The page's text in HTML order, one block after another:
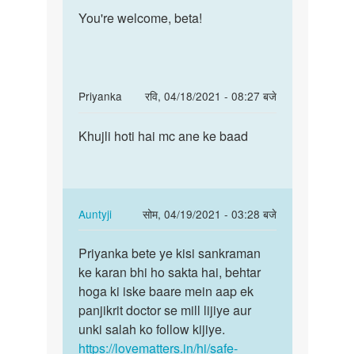
to
choudhary
You're
You're welcome, beta!
Priyanka
रवि, 04/18/2021 - 08:27 बजे
to
anita
choudhary
Khujli
mc
ane
ke…
Khujli hoti hai mc ane ke baad
Auntyji
सोम, 04/19/2021 - 03:28 बजे
In
reply
to
Khujli
hoti
hai
mc
ane
Priyanka
bete
ye
kisi…
Priyanka bete ye kisi sankraman
ke karan bhi ho sakta hai, behtar
hoga ki iske baare mein aap ek
panjikrit doctor se mill lijiye aur
unki salah ko follow kijiye.
https://lovematters.in/hi/safe-